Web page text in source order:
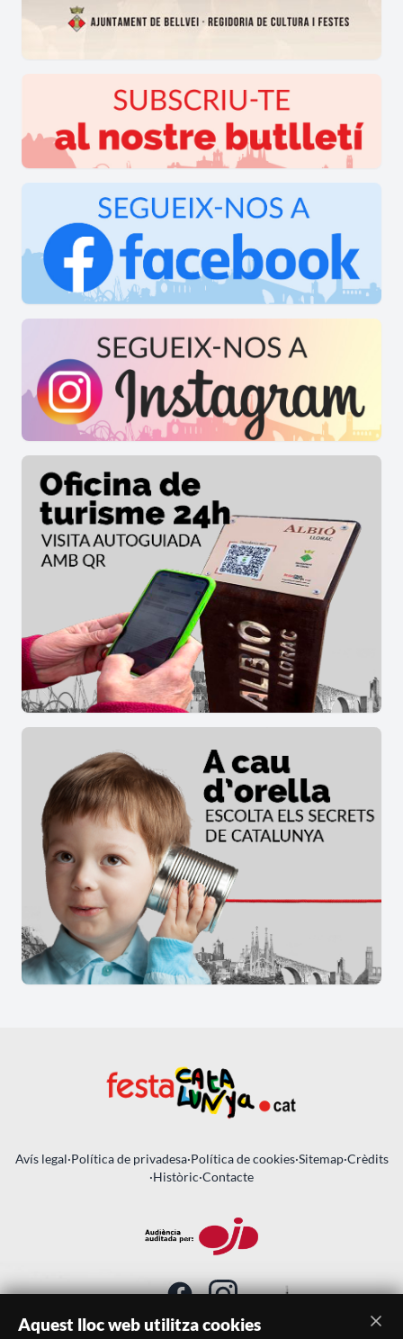
Avís legal·Política de privadesa·Política de cookies·Sitemap·Crèdits
·Històric·Contacte
Aquest lloc web utilitza cookies